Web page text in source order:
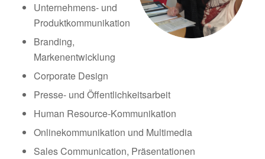
Unternehmens- und
Produktkommunikation
Branding,
Markenentwicklung
Corporate Design
Presse- und Öffentlichkeitsarbeit
Human Resource-Kommunikation
Onlinekommunikation und Multimedia
Sales Communication, Präsentationen